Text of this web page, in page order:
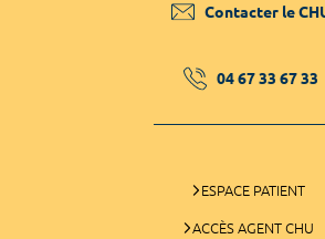
Contacter le
04 67 33 67 33
ESPACE PATIENT
ACCÈS AGENT CHU